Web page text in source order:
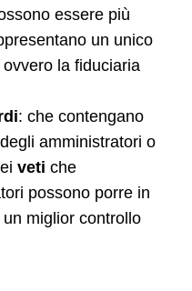
essere più
un unico
la fiduciaria
: che contengano
amministratori o
veti che
possono porre in
miglior controllo